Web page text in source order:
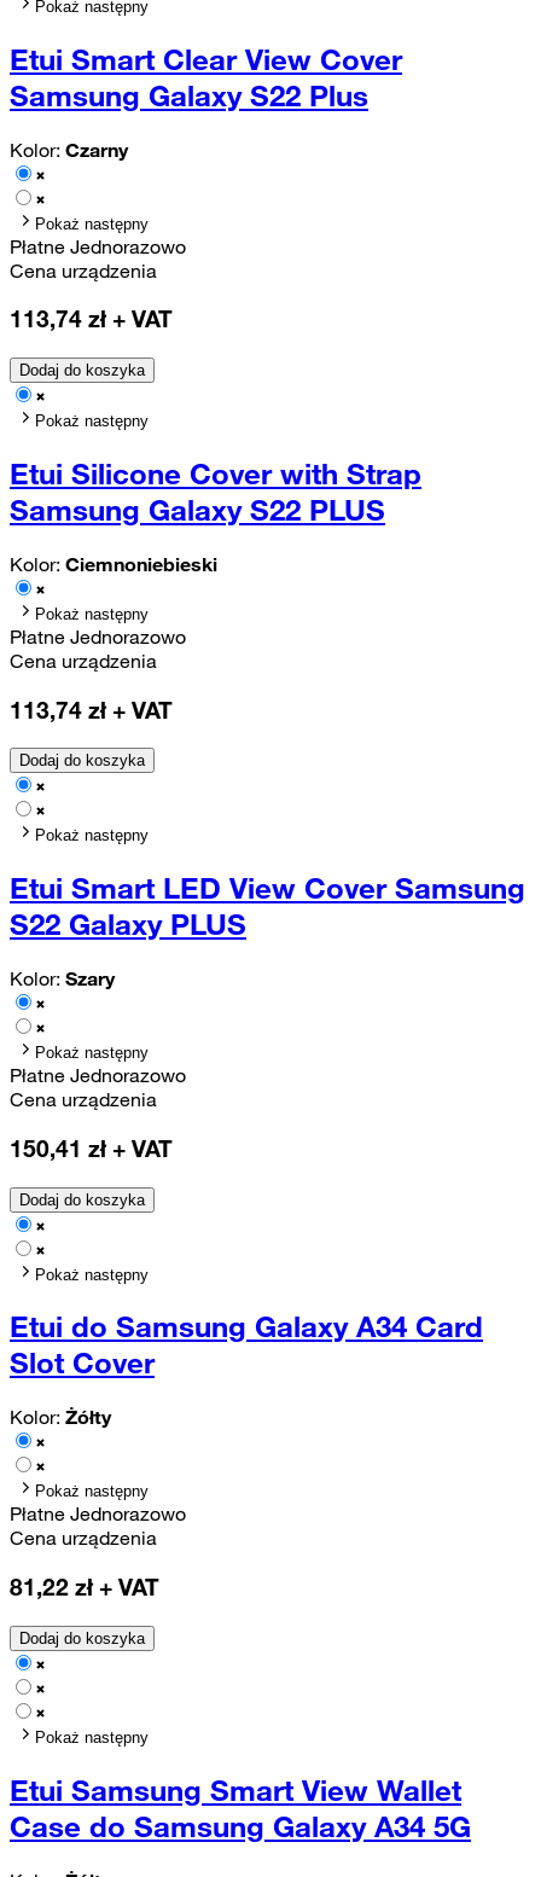
Pokaż następny
Etui Smart Clear View Cover
Samsung Galaxy S22 Plus
Kolor: Czarny
Pokaż następny
Płatne Jednorazowo
Cena urządzenia
113,74 zł + VAT
Dodaj do koszyka
Pokaż następny
Etui Silicone Cover with Strap
Samsung Galaxy S22 PLUS
Kolor: Ciemnoniebieski
Pokaż następny
Płatne Jednorazowo
Cena urządzenia
113,74 zł + VAT
Dodaj do koszyka
Pokaż następny
Etui Smart LED View Cover Samsung
S22 Galaxy PLUS
Kolor: Szary
Pokaż następny
Płatne Jednorazowo
Cena urządzenia
150,41 zł + VAT
Dodaj do koszyka
Pokaż następny
Etui do Samsung Galaxy A34 Card
Slot Cover
Kolor: Żółty
Pokaż następny
Płatne Jednorazowo
Cena urządzenia
81,22 zł + VAT
Dodaj do koszyka
Pokaż następny
Etui Samsung Smart View Wallet
Case do Samsung Galaxy A34 5G